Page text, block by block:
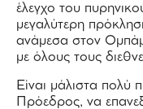
έλεγχο του
μεγαλύτερη
ανάμεσα στον
με όλους τους
Είναι μάλιστα πολύ
Πρόεδρος, να